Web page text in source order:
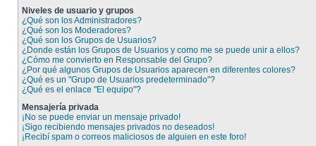
Niveles de usuario y grupos
¿Qué son los Administradores?
¿Qué son los Moderadores?
¿Qué son los Grupos de Usuarios?
¿Donde están los Grupos de Usuarios y como me se puede unir a ellos?
¿Cómo me convierto en Responsable del Grupo?
¿Por qué algunos Grupos de Usuarios aparecen en diferentes colores?
¿Qué es un "Grupo de Usuarios predeterminado"?
¿Qué es el enlace "El equipo"?
Mensajería privada
¡No se puede enviar un mensaje privado!
¡Sigo recibiendo mensajes privados no deseados!
¡Recibí spam o correos maliciosos de alguien en este foro!